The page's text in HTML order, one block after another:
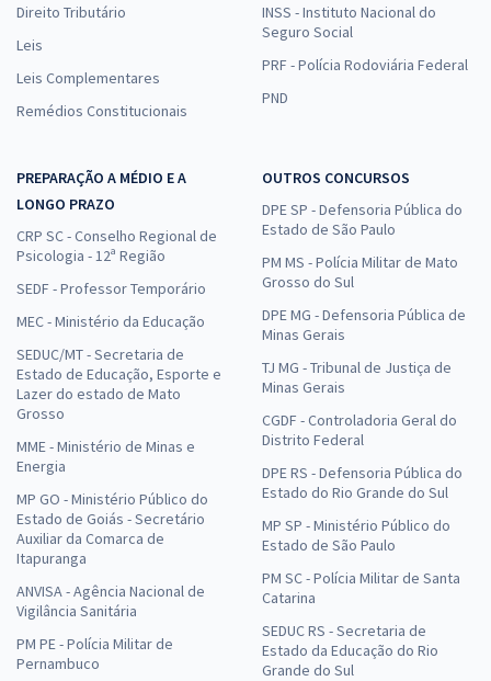
Direito Tributário
Leis
Leis Complementares
Remédios Constitucionais
INSS - Instituto Nacional do
Seguro Social
PRF - Polícia Rodoviária Federal
PND
PREPARAÇÃO A MÉDIO E A
LONGO PRAZO
CRP SC - Conselho Regional de
Psicologia - 12ª Região
SEDF - Professor Temporário
MEC - Ministério da Educação
SEDUC/MT - Secretaria de
Estado de Educação, Esporte e
Lazer do estado de Mato
Grosso
MME - Ministério de Minas e
Energia
MP GO - Ministério Público do
Estado de Goiás - Secretário
Auxiliar da Comarca de
Itapuranga
ANVISA - Agência Nacional de
Vigilância Sanitária
PM PE - Polícia Militar de
Pernambuco
OUTROS CONCURSOS
DPE SP - Defensoria Pública do
Estado de São Paulo
PM MS - Polícia Militar de Mato
Grosso do Sul
DPE MG - Defensoria Pública de
Minas Gerais
TJ MG - Tribunal de Justiça de
Minas Gerais
CGDF - Controladoria Geral do
Distrito Federal
DPE RS - Defensoria Pública do
Estado do Rio Grande do Sul
MP SP - Ministério Público do
Estado de São Paulo
PM SC - Polícia Militar de Santa
Catarina
SEDUC RS - Secretaria de
Estado da Educação do Rio
Grande do Sul